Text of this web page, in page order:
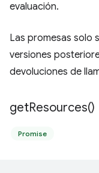
evaluación.
Las promesas solo
versiones
devoluciones de
getResources()
Promise